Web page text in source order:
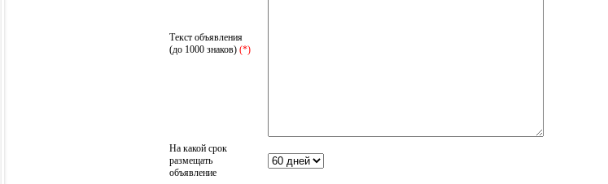
Текст объявления
(до 1000 знаков) (*)
На какой срок
размещать
объявление